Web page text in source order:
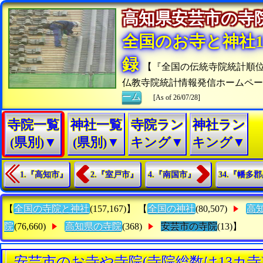
高知県安芸市の
全国のお寺と神社
録
【『全国の伝統寺院統計順
仏教寺院統計情報発信ホームペ
ーム
[As of 26/07/28]
寺院一覧
(県別)▼
神社一覧
(県別)▼
寺院ラン
キング▼
神社ラン
キング▼
1.『高知市』 2.『室戸市』 4.『南国市』 34.『幡多
【 全国の寺院と神社(157,167)】 【 全国の神社(80,507)
高
院(76,660) 高知県の寺院(368) 安芸市の寺院(13)】